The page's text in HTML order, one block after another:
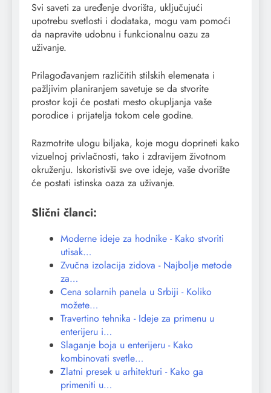
Svi saveti za uređenje dvorišta, uključujući
upotrebu svetlosti i dodataka, mogu vam pomoći
da napravite udobnu i funkcionalnu oazu za
uživanje.
Prilagođavanjem različitih stilskih elemenata i
pažljivim planiranjem savetuje se da stvorite
prostor koji će postati mesto okupljanja vaše
porodice i prijatelja tokom cele godine.
Razmotrite ulogu biljaka, koje mogu doprineti kako
vizuelnoj privlačnosti, tako i zdravijem životnom
okruženju. Iskoristivši sve ove ideje, vaše dvorište
će postati istinska oaza za uživanje.
Slični članci:
Moderne ideje za hodnike - Kako stvoriti
utisak…
Zvučna izolacija zidova - Najbolje metode
za…
Cena solarnih panela u Srbiji - Koliko
možete…
Travertino tehnika - Ideje za primenu u
enterijeru i…
Slaganje boja u enterijeru - Kako
kombinovati svetle…
Zlatni presek u arhitekturi - Kako ga
primeniti u…